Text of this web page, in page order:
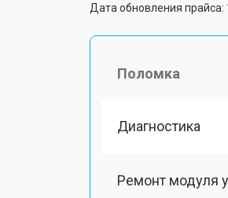
Дата обновления прайса:
Поломка
Диагностика
Ремонт модуля